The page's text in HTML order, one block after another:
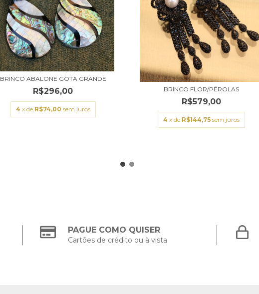
BRINCO ABALONE GOTA GRANDE
R$296,00
4 x de R$74,00 sem juros
BRINCO FLOR/PÉROLAS
R$579,00
4 x de R$144,75 sem juros
PAGUE COMO QUISER
Cartões de crédito ou à vista